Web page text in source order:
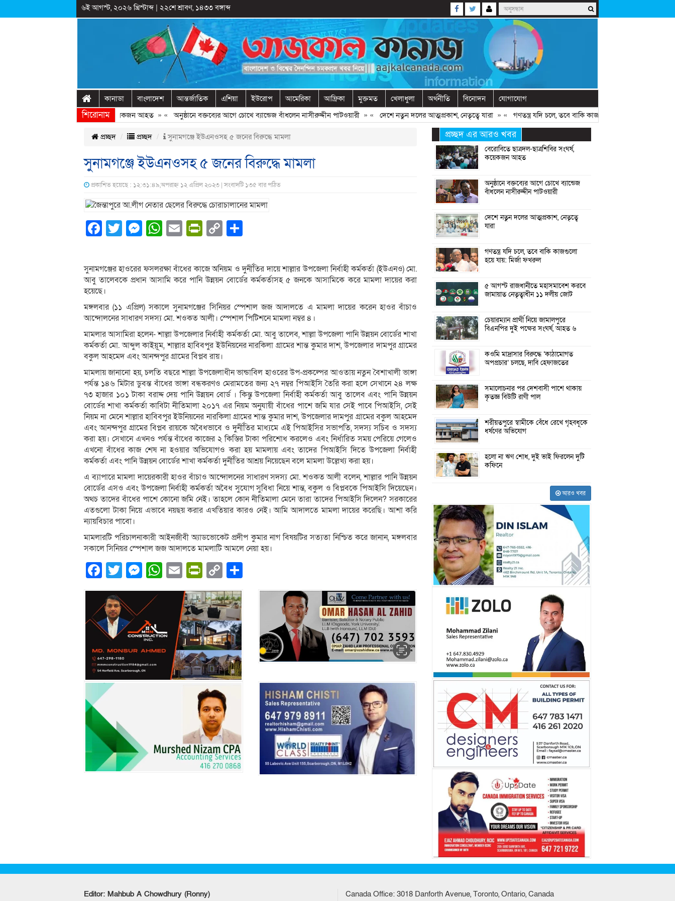
৬ই আগস্ট, ২০২৬ খ্রিস্টাব্দ| ২২শে শ্রাবণ, ১৪৩৩ বঙ্গাব্দ
কানাডা বাংলাদেশ আন্তর্জাতিক এশিয়া ইউরোপ আমেরিকা আফ্রিকা মুক্তমত খেলাধুলা অর্থনীতি বিনোদন যোগাযোগ
শিরোনাম
ছাত্রদল-ছাত্রশিবির সংঘর্ষ, কয়েকজন আহত» «অনুষ্ঠানে বক্তব্যের আগে চোখে ব্যান্ডেজ বাঁধলেন নাসীরুদ্দীন পাটওয়ারী» «দেশে নতুন দলের আত্মপ্রকাশ, নেতৃত্বে যারা» «গণতন্ত্র যদি চলে, তবে বাকি কাজগুলো হয়ে যায়: মির্জা ফখরুল
প্রচ্ছদ প্রচ্ছদ সুনামগঞ্জে ইউএনওসহ ৫ জনের বিরুদ্ধে মামলা
সুনামগঞ্জে ইউএনওসহ ৫ জনের বিরুদ্ধে মামলা
প্রকাশিত হয়েছে : ১২:৩১:৪৯,অপরাহ্ন ১২ এপ্রিল ২০২৩ | সংবাদটি ১৩৫ বার পঠিত
Facebook
Twitter
Messenger
WhatsApp
EmailPrintFriendly
Copy
সুনামগঞ্জের হাওরের ফসলরক্ষা বাঁধের কাজে অনিয়ম ও দুর্নীতির দায়ে শাল্লার উপজেলা নির্বাহী কর্মকর্তা (ইউএনও) মো.
আবু তালেবকে প্রধান আসামি করে পানি উন্নয়ন বোর্ডের কর্মকর্তাসহ ৫ জনকে আসামিকে করে মামলা দায়ের করা
হয়েছে।
মঙ্গলবার (১১ এপ্রিল) সকালে সুনামগঞ্জের সিনিয়র স্পেশাল জজ আদালতে এ মামলা দায়ের করেন হাওর বাঁচাও
আন্দোলনের সাধারণ সদস্য মো. শওকত আলী। স্পেশাল পিটিশনে মামলা নম্বর ৪।
মামলার আসামিরা হলেন- শাল্লা উপজেলার নির্বাহী কর্মকর্তা মো. আবু তালেব, শাল্লা উপজেলা পানি উন্নয়ন বোর্ডের শাখা
কর্মকর্তা মো. আব্দুল কাইয়ূম, শাল্লার হাবিবপুর ইউনিয়নের নারকিলা গ্রামের শান্ত কুমার দাশ, উপজেলার দামপুর গ্রামের
বকুল আহমেদ এবং আনন্দপুর গ্রামের বিপ্লব রায়।
মামলায় জানানো হয়, চলতি বছরে শাল্লা উপজেলাধীন ভান্ডাবিল হাওরের উপ-প্রকল্পের আওতায় নতুন বৈশাখালী ভাঙ্গা
পর্যন্ত ১৪৬ মিটার ডুবন্ত বাঁধের ভাঙ্গা বন্ধকরণও মেরামতের জন্য ২৭ নম্বর পিআইসি তৈরি করা হলে সেখানে ২৪ লক্ষ
৭৩ হাজার ১০১ টাকা বরাদ্দ দেয় পানি উন্নয়ন বোর্ড । কিন্তু উপজেলা নির্বাহী কর্মকর্তা আবু তালেব এবং পানি উন্নয়ন
বোর্ডের শাখা কর্মকর্তা কাবিটা নীতিমালা ২০১৭ এর নিয়ম অনুযায়ী বাঁধের পাশে জমি যার সেই পাবে পিআইসি, সেই
নিয়ম না মেনে শাল্লার হাবিবপুর ইউনিয়নের নারকিলা গ্রামের শান্ত কুমার দাশ, উপজেলার দামপুর গ্রামের বকুল আহমেদ
এবং আনন্দপুর গ্রামের বিপ্লব রায়কে অবৈধভাবে ও দুর্নীতির মাধ্যমে এই পিআইসির সভাপতি, সদস্য সচিব ও সদস্য
করা হয়। সেখানে এখনও পর্যন্ত বাঁধের কাজের ২ কিস্তির টাকা পরিশোধ করলেও এবং নির্ধারিত সময় পেরিয়ে গেলেও
এখনো বাঁধের কাজ শেষ না হওয়ার অভিযোগও করা হয় মামলায় এবং তাদের পিআইসি দিতে উপজেলা নির্বাহী
কর্মকর্তা এবং পানি উন্নয়ন বোর্ডের শাখা কর্মকর্তা দুর্নীতির আশ্রয় নিয়েছেন বলে মামলা উল্লেখ্য করা হয়।
এ ব্যাপারে মামলা দায়েরকারী হাওর বাঁচাও আন্দোলনের সাধারণ সদস্য মো. শওকত আলী বলেন, শাল্লার পানি উন্নয়ন
বোর্ডের এসও এবং উপজেলা নির্বাহী কর্মকর্তা অবৈধ সুযোগ সুবিধা নিয়ে শান্ত, বকুল ও বিপ্লবকে পিআইসি দিয়েছেন।
অথচ তাদের বাঁধের পাশে কোনো জমি নেই। তাহলে কোন নীতিমালা মেনে তারা তাদের পিআইসি দিলেন? সরকারের
এতগুলো টাকা নিয়ে এভাবে নয়ছয় করার এখতিয়ার কারও নেই। আমি আদালতে মামলা দায়ের করেছি। আশা করি
ন্যায়বিচার পাবো।
মামলারটি পরিচালনাকারী আইনজীবী অ্যাডভোকেট প্রদীপ কুমার নাগ বিষয়টির সত্যতা নিশ্চিত করে জানান, মঙ্গলবার
সকালে সিনিয়র স্পেশাল জজ আদালতে মামলাটি আমলে নেয়া হয়।
Facebook
Twitter
Messenger
WhatsApp
EmailPrintFriendly
Copy
Link
প্রচ্ছদ এর আরও খবর
বেরোবিতে ছাত্রদল-ছাত্রশিবির সংঘর্ষ,
কয়েকজন আহত
অনুষ্ঠানে বক্তব্যের আগে চোখে ব্যান্ডেজ
বাঁধলেন নাসীরুদ্দীন পাটওয়ারী
দেশে নতুন দলের আত্মপ্রকাশ, নেতৃত্বে
যারা
গণতন্ত্র যদি চলে, তবে বাকি কাজগুলো
হয়ে যায়: মির্জা ফখরুল
৫ আগস্ট রাজধানীতে মহাসমাবেশ করবে
জামায়াত নেতৃত্বাধীন ১১ দলীয় জোট
চেয়ারম্যান প্রার্থী নিয়ে জামালপুরে
বিএনপির দুই পক্ষের সংঘর্ষ, আহত ৬
কওমি মাদ্রাসার বিরুদ্ধে ‘কাঠামোগত
অপপ্রচার’ চলছে, দাবি হেফাজতের
সমালোচনার পর দেশবাসী পাশে থাকায়
কৃতজ্ঞ বিউটি রাণী পাল
শরীয়তপুরে স্বামীকে বেঁধে রেখে গৃহবধূকে
ধর্ষণের অভিযোগ
হলো না ঋণ শোধ, দুই ভাই ফিরলেন দুটি
কফিনে
আরও খবর
Editor: Mahbub A Chowdhury (Ronny)
Canada Office: 3018 Danforth Avenue, Toronto, Ontario, Canada